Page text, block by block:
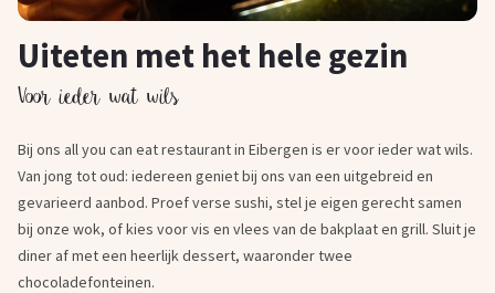
Uiteten met het hele gezin
Voor ieder wat wils
Bij ons all you can eat restaurant in Eibergen is er voor ieder wat wils.
Van jong tot oud: iedereen geniet bij ons van een uitgebreid en
gevarieerd aanbod. Proef verse sushi, stel je eigen gerecht samen
bij onze wok, of kies voor vis en vlees van de bakplaat en grill. Sluit je
diner af met een heerlijk dessert, waaronder twee
chocoladefonteinen.